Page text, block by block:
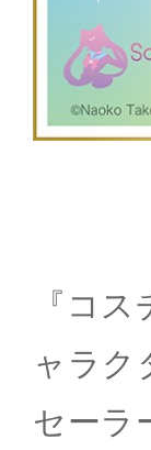
『コ
ャラク
セーラ